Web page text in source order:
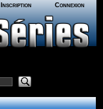
Inscription Connexion